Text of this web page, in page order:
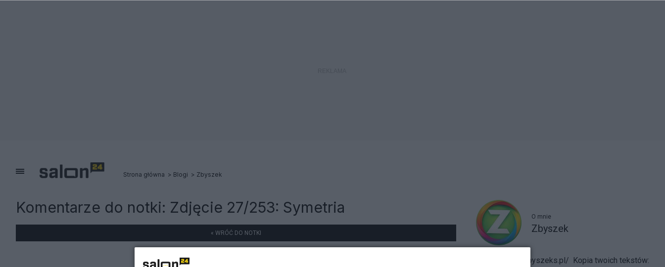
Strona główna Blogi Zbyszek
Komentarze do notki: Zdjęcie 27/253: Symetria
« WRÓĆ DO NOTKI
O mnie
Zbyszek
http://camino.zbyszeks.pl/ Kopia twoich tekstów: